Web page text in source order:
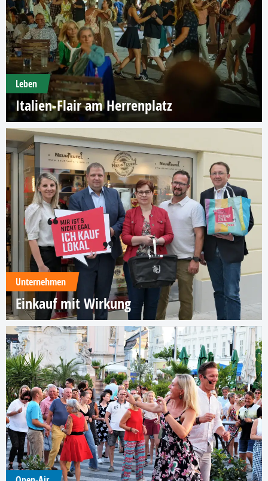
Leben
Italien-Flair am Herrenplatz
Unternehmen
Einkauf mit Wirkung